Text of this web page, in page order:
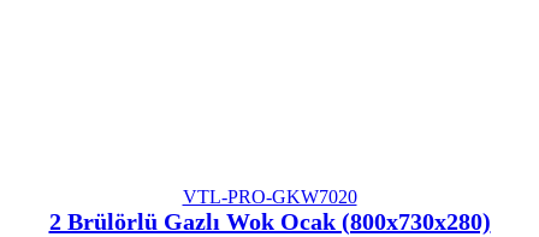
VTL-PRO-GKW7020
2 Brülörlü Gazlı Wok Ocak (800x730x280)